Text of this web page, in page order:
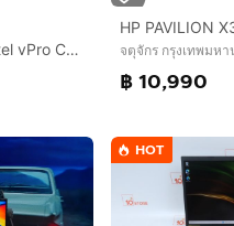
โน๊ตบุ๊คมือสอง DELL Intel vPro Core i7-10610U จอทัชสกรีน 14.0”IPS แรม16+SSD256+การ์ดจอ 620+วินโดว์แท้ จตุจักร กรุงเทพมหา
฿ 10,990
HOT